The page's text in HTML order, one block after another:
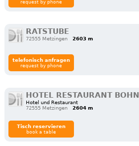
request by phone
RATSTUBE
72555 Metzingen
2603 m
telefonisch anfragen
request by phone
HOTEL RESTAURANT BOHN
Hotel und Restaurant
72555 Metzingen
2604 m
Tisch reservieren
book a table